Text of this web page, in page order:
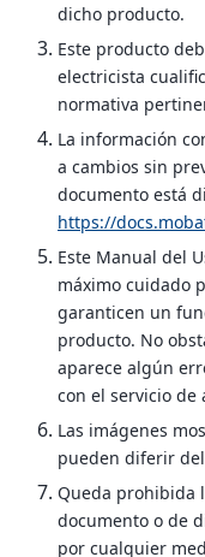
dicho producto.
Este producto
electricista
normativa
La información
a cambios sin
documento está
https://
Este Manual del
máximo cuidado
garanticen un
producto. No
aparece algún
con el servicio de
Las imágenes
pueden diferir
Queda prohibida
documento o de
por cualquier